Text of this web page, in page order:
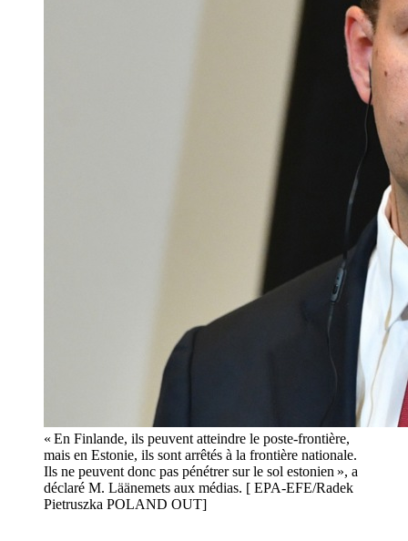
« En Finlande, ils peuvent atteindre le poste-frontière,
mais en Estonie, ils sont arrêtés à la frontière nationale.
Ils ne peuvent donc pas pénétrer sur le sol estonien », a
déclaré M. Läänemets aux médias. [ EPA-EFE/Radek
Pietruszka POLAND OUT]